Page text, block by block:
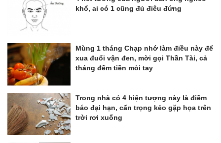
khổ, ai có 1 cũng đủ điêu đứng
Mùng 1 tháng Chạp nhớ làm điều này để
xua đuổi vận đen, mời gọi Thần Tài, cả
tháng đếm tiền mỏi tay
Trong nhà có 4 hiện tượng này là điềm
báo đại hạn, cẩn trọng kẻo gặp họa trên
trời rơi xuống